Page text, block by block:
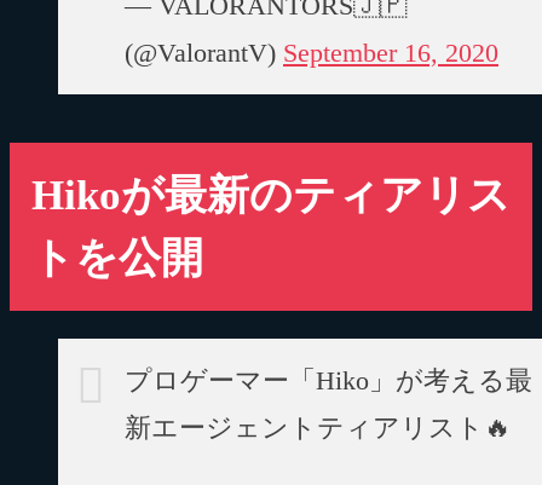
(@ValorantV) September 16, 2020
Hikoが最新のティアリス
トを公開
プロゲーマー「Hiko」が考える最
新エージェントティアリスト🔥